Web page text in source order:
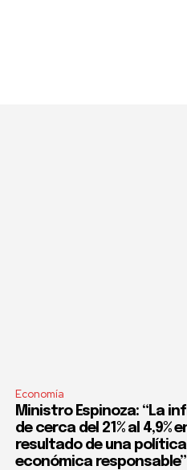
Economía
Ministro Espinoza: “La
de cerca del 21% al 4,9%
resultado de una política
económica responsable”